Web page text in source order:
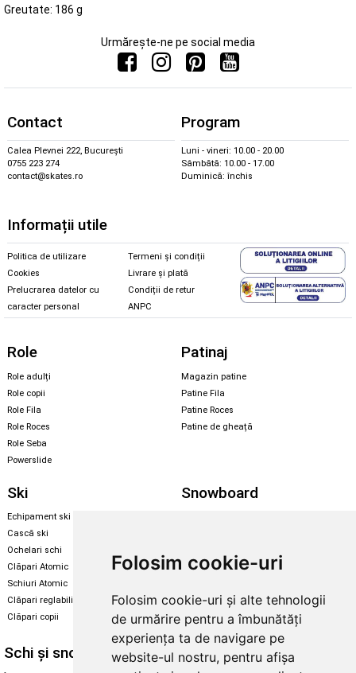
Folosim cookie-uri
Folosim cookie-uri și alte tehnologii
de urmărire pentru a îmbunătăți
experiența ta de navigare pe
website-ul nostru, pentru afișa
Greutate: 186 g
Urmărește-ne pe social media
Contact
Calea Plevnei 222, București
0755 223 274
contact@skates.ro
Program
Luni - vineri: 10.00 - 20.00
Sâmbătă: 10.00 - 17.00
Duminică: închis
Informații utile
Politica de utilizare
Cookies
Prelucrarea datelor cu
caracter personal
Termeni și condiții
Livrare și plată
Condiții de retur
ANPC
Role
Role adulți
Role copii
Role Fila
Role Roces
Role Seba
Powerslide
Patinaj
Magazin patine
Patine Fila
Patine Roces
Patine de gheață
Ski
Echipament ski
Cască ski
Ochelari schi
Clăpari Atomic
Schiuri Atomic
Clăpari reglabili
Clăpari copii
Snowboard
Santa Cruz
Enuff Skateboards
Schi și snowboard Diverse